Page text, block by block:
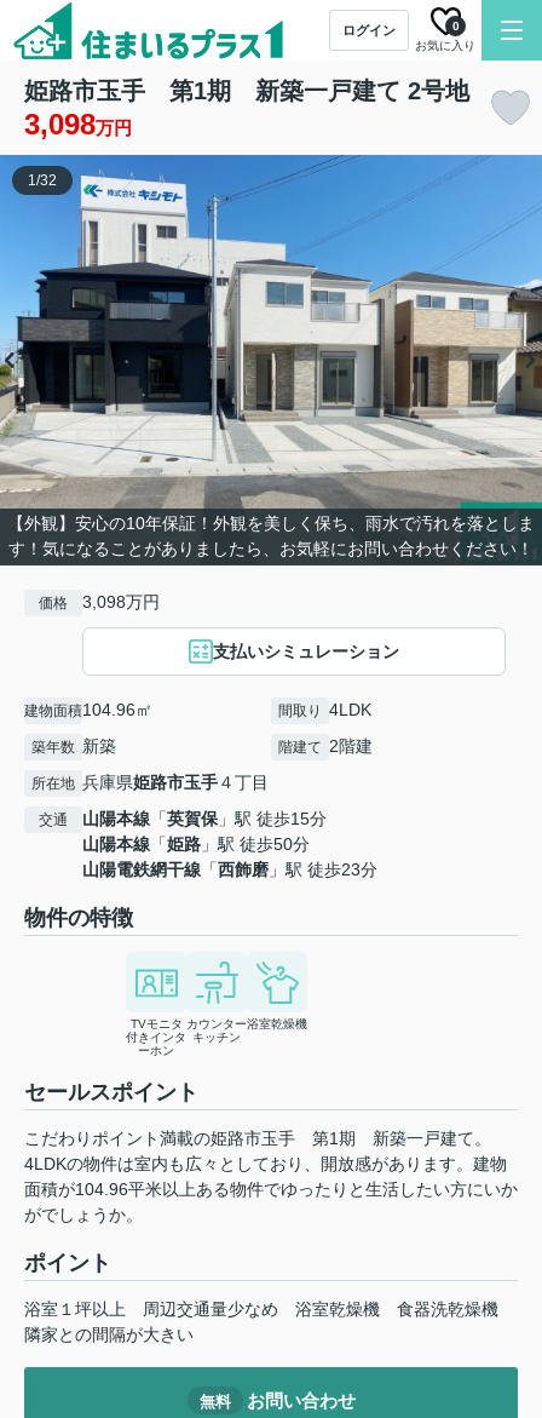
ログイン
お気に入り
0
姫路市玉手 第1期 新築一戸建て 2号地
3,098万円
【外観】安心の10年保証！外観を美しく保ち、雨水で汚れを落としま
す！気になることがありましたら、お気軽にお問い合わせください！
1/32
価格 3,098万円
支払いシミュレーション
建物面積104.96㎡ 間取り 4LDK
築年数 新築 階建て 2階建
所在地 兵庫県姫路市玉手４丁目
交通 山陽本線 「英賀保」駅 徒歩15分
山陽本線 「姫路 」駅 徒歩50分
山陽電鉄網干線 「西飾磨 」駅 徒歩23分
物件の特徴
TVモニタ
付きインタ
ーホン
カウンター
キッチン
浴室乾燥機
セールスポイント
こだわりポイント満載の姫路市玉手 第1期 新築一戸建て。
4LDKの物件は室内も広々としており、開放感があります。建物
面積が104.96平米以上ある物件でゆったりと生活したい方にいか
がでしょうか。
ポイント
浴室１坪以上 周辺交通量少なめ 浴室乾燥機
食器洗乾燥機
隣家との間隔が大きい
無料 お問い合わせ